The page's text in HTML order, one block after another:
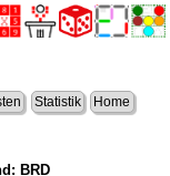
Statistik Home
BRD